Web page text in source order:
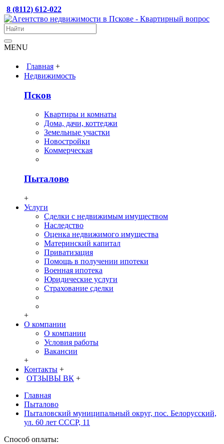
8 (8112) 612-022
MENU
Главная +
Недвижимость
Псков
Квартиры и комнаты
Дома, дачи, коттеджи
Земельные участки
Новостройки
Коммерческая
Пыталово
+
Услуги
Сделки с недвижимым имуществом
Наследство
Оценка недвижимого имущества
Материнский капитал
Приватизация
Помощь в получении ипотеки
Военная ипотека
Юридические услуги
Страхование сделки
+
О компании
О компании
Условия работы
Вакансии
+
Контакты +
ОТЗЫВЫ ВК +
Главная
Пыталово
Пыталовский муниципальный округ, пос. Белорусский,
ул. 60 лет СССР, 11
Способ оплаты: